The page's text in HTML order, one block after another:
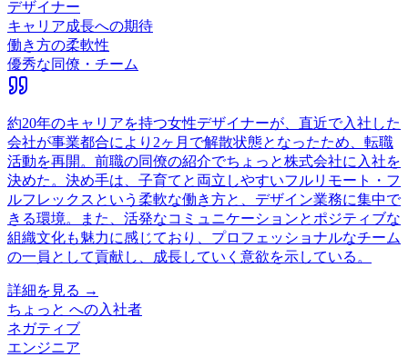
デザイナー
キャリア成長への期待
働き方の柔軟性
優秀な同僚・チーム
約20年のキャリアを持つ女性デザイナーが、直近で入社した
会社が事業都合により2ヶ月で解散状態となったため、転職
活動を再開。前職の同僚の紹介でちょっと株式会社に入社を
決めた。決め手は、子育てと両立しやすいフルリモート・フ
ルフレックスという柔軟な働き方と、デザイン業務に集中で
きる環境。また、活発なコミュニケーションとポジティブな
組織文化も魅力に感じており、プロフェッショナルなチーム
の一員として貢献し、成長していく意欲を示している。
詳細を見る →
ちょっと への入社者
ネガティブ
エンジニア